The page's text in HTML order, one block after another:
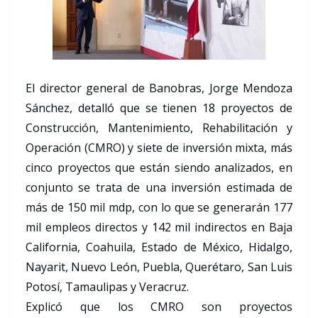
El director general de Banobras, Jorge Mendoza
Sánchez, detalló que se tienen 18 proyectos de
Construcción, Mantenimiento, Rehabilitación y
Operación (CMRO) y siete de inversión mixta, más
cinco proyectos que están siendo analizados, en
conjunto se trata de una inversión estimada de
más de 150 mil mdp, con lo que se generarán 177
mil empleos directos y 142 mil indirectos en Baja
California, Coahuila, Estado de México, Hidalgo,
Nayarit, Nuevo León, Puebla, Querétaro, San Luis
Potosí, Tamaulipas y Veracruz.
Explicó que los CMRO son proyectos